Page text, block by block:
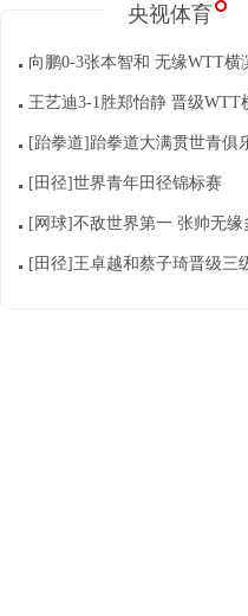
央视体育
[田径]世界青年田径锦标赛